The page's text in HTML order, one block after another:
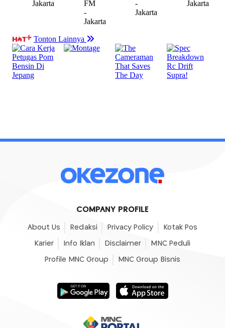
COMPANY PROFILE
About Us Redaksi Privacy Policy Kotak Pos
Karier Info Iklan Disclaimer MNC Peduli
Profile MNC Group MNC Group Bisnis